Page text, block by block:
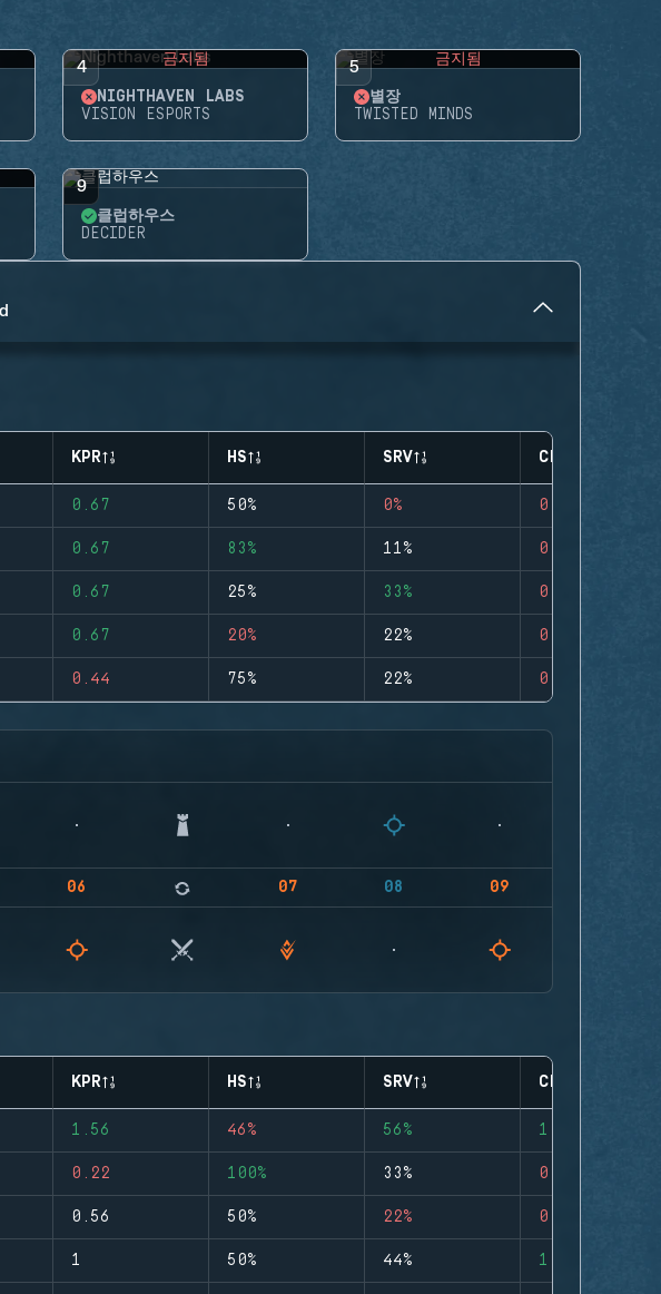
4 금지됨
NIGHTHAVEN LABS
VISION ESPORTS
5 금지됨
별장
TWISTED MINDS
9
클럽하우스
DECIDER
KPR HS SRV CLUTCHES
0.67 50% 0% 0
0.67 83% 11% 0
0.67 25% 33% 0
0.67 20% 22% 0
0.44 75% 22% 0
06 07 08 09
KPR HS SRV CLUTCHES
1.56 46% 56% 1
0.22 100% 33% 0
0.56 50% 22% 0
1 50% 44% 1